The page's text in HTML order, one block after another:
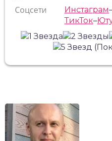
Соцсети Инстаграм
ТикТок–